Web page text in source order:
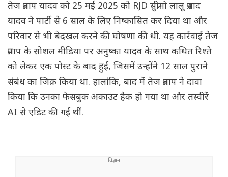
तेज प्रताप यादव को 25 मई 2025 को RJD सुप्रीमो लालू प्रसाद
यादव ने पार्टी से 6 साल के लिए निष्कासित कर दिया था और
परिवार से भी बेदखल करने की घोषणा की थी. यह कार्रवाई तेज
प्रताप के सोशल मीडिया पर अनुष्का यादव के साथ कथित रिश्ते
को लेकर एक पोस्ट के बाद हुई, जिसमें उन्होंने 12 साल पुराने
संबंध का जिक्र किया था. हालांकि, बाद में तेज प्रताप ने दावा
किया कि उनका फेसबुक अकाउंट हैक हो गया था और तस्वीरें
AI से एडिट की गई थीं.